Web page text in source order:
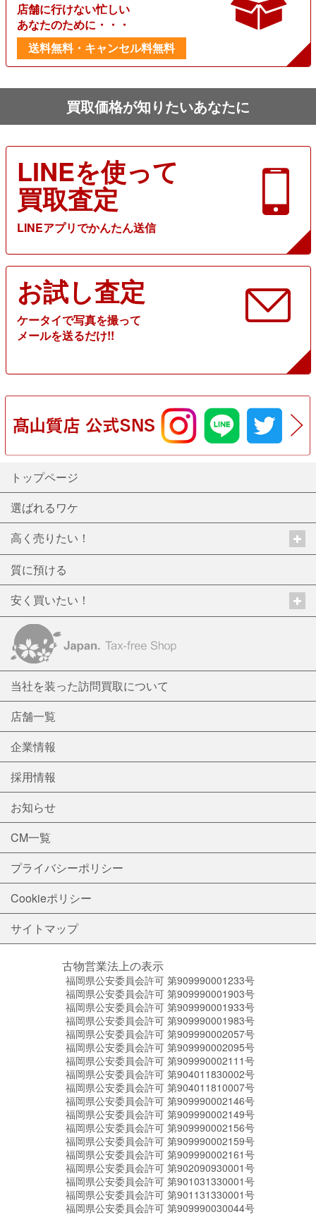
店舗に行けない忙しい
あなたのために・・・
送料無料・キャンセル料無料
買取価格が知りたいあなたに
LINEを使って
買取査定
LINEアプリでかんたん送信
お試し査定
ケータイで写真を撮って
メールを送るだけ!!
トップページ
選ばれるワケ
高く売りたい！
質に預ける
安く買いたい！
当社を装った訪問買取について
店舗一覧
企業情報
採用情報
お知らせ
CM一覧
プライバシーポリシー
Cookieポリシー
サイトマップ
古物営業法上の表示
福岡県公安委員会許可 第909990001233号
福岡県公安委員会許可 第909990001903号
福岡県公安委員会許可 第909990001933号
福岡県公安委員会許可 第909990001983号
福岡県公安委員会許可 第909990002057号
福岡県公安委員会許可 第909990002095号
福岡県公安委員会許可 第909990002111号
福岡県公安委員会許可 第904011830002号
福岡県公安委員会許可 第904011810007号
福岡県公安委員会許可 第909990002146号
福岡県公安委員会許可 第909990002149号
福岡県公安委員会許可 第909990002156号
福岡県公安委員会許可 第909990002159号
福岡県公安委員会許可 第909990002161号
福岡県公安委員会許可 第902090930001号
福岡県公安委員会許可 第901031330001号
福岡県公安委員会許可 第901131330001号
福岡県公安委員会許可 第909990030044号